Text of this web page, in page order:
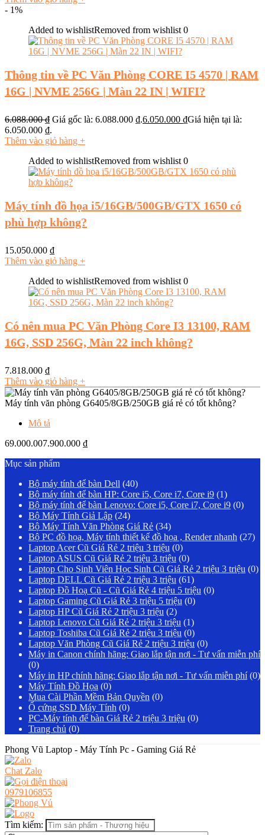
- 1%
Added to wishlistRemoved from wishlist 0
Thông tin về PC Văn Phòng CORE I5 4570 | RAM
16G | NVME 256G | Màn 22 IN | WIFI?
6.088.000₫ Giá gốc là: 6.088.000 ₫.6.050.000 ₫Giá hiện tại là:
6.050.000 ₫.
Thêm vào giỏ hàng +
Added to wishlistRemoved from wishlist 0
Máy tính đồ họa i5/16GB/500GB/GTX 1650 có
phù hợp không?
15.050.000 ₫
Thêm vào giỏ hàng +
Added to wishlistRemoved from wishlist 0
Có nên mua PC Văn Phòng Core I3 13100, RAM
16G, SSD 256G, Màn 22 inch không?
7.818.000 ₫
Thêm vào giỏ hàng +
Máy tính văn phòng G6405/8GB/250GB giá rẻ có tốt không?
Mô tả
69.000.007.900.000 ₫
Mục sản phẩm
Bộ máy tính để bàn Dell (40)
Bộ máy tính để bàn HP: Core i5, Core i7, Core i9 (1)
Bộ máy tính để bàn Lenovo: Core i5, Core i7, Core i9 (0)
Bộ Máy Tính Giả Lập (24)
Bộ Máy Tính Văn Phòng Giá Rẻ (34)
Bộ PC đồ họa, Máy tính thiết kế đồ họa , Render nhanh (27)
Laptop Acer Cũ Giá Rẻ 2 triệu 3 triệu (0)
Laptop ASUS Cũ Giá Rẻ 2 triệu 3 triệu (0)
Laptop Cho Sinh Viên Học Sinh Cũ Giá Rẻ 2 triệu 3 triệu (0)
Laptop DELL Cũ Giá Rẻ 2 triệu 3 triệu (61)
Laptop Đồ Hoạ Cũ - Cũ Giá Rẻ 4 triệu 5 triệu (0)
Laptop Gaming Cũ Giá Rẻ 3 triệu 5 triệu (0)
Laptop HP Cũ Giá Rẻ 2 triệu 3 triệu (2)
Laptop Lenovo Cũ Giá Rẻ 2 triệu 3 triệu (1)
Laptop Toshiba Cũ Giá Rẻ 2 triệu 3 triệu (0)
Laptop Văn Phòng Cũ Giá Rẻ 2 triệu 3 triệu (0)
Máy in Canon chính hãng: Giao lắp tận nơi - Tư vấn miễn phí
(0)
Máy in HP chính hãng: Giao lắp tận nơi - Tư vấn miễn phí (0)
Máy Tính Đồ Họa (0)
Mua Cài Phần Mềm Bản Quyền (0)
Ổ cứng SSD Máy Tính (0)
PC-Máy tính để bàn Giá Rẻ 2 triệu 3 triệu (0)
Trang chủ (0)
Phong Vũ Laptop - Máy Tính Pc - Gaming Giá Rẻ
Chat Zalo
0979106855
Tìm kiếm: